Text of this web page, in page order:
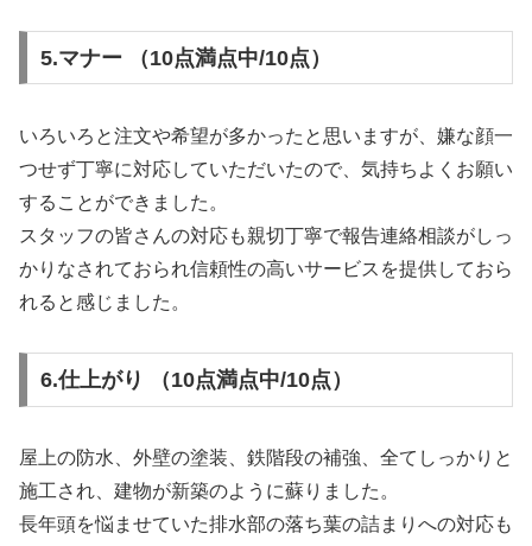
5.マナー （10点満点中/10点）
いろいろと注文や希望が多かったと思いますが、嫌な顔一
つせず丁寧に対応していただいたので、気持ちよくお願い
することができました。
スタッフの皆さんの対応も親切丁寧で報告連絡相談がしっ
かりなされておられ信頼性の高いサービスを提供しておら
れると感じました。
6.仕上がり （10点満点中/10点）
屋上の防水、外壁の塗装、鉄階段の補強、全てしっかりと
施工され、建物が新築のように蘇りました。
長年頭を悩ませていた排水部の落ち葉の詰まりへの対応も